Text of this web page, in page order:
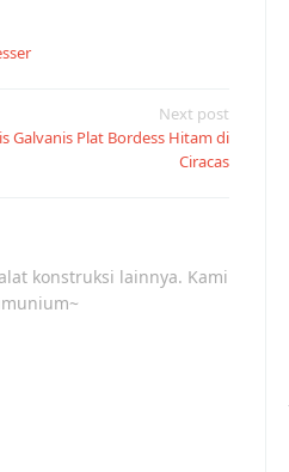
Next post
Galvanis Plat Bordess Hitam di
Ciracas
konstruksi lainnya. Kami